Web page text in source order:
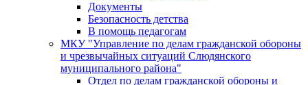
Документы
Безопасность детства
В помощь педагогам
МКУ "Управление по делам гражданской обороны
и чрезвычайных ситуаций Слюдянского
муниципального района"
Отдел по делам гражданской обороны и